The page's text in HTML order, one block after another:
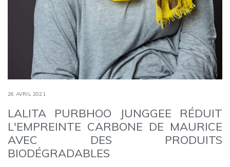
26 AVRIL 2021
LALITA PURBHOO JUNGGEE RÉDUIT
L'EMPREINTE CARBONE DE MAURICE
AVEC DES PRODUITS
BIODÉGRADABLES